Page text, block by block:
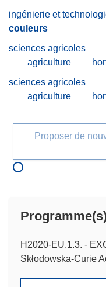
ingénierie et
couleurs
sciences agricoles
agriculture
sciences agricoles
agriculture
Proposer de
H2020-EU.1.3. -
Skłodowska-Curie